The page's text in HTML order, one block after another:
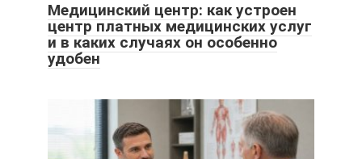
Медицинский центр: как устроен
центр платных медицинских услуг
и в каких случаях он особенно
удобен